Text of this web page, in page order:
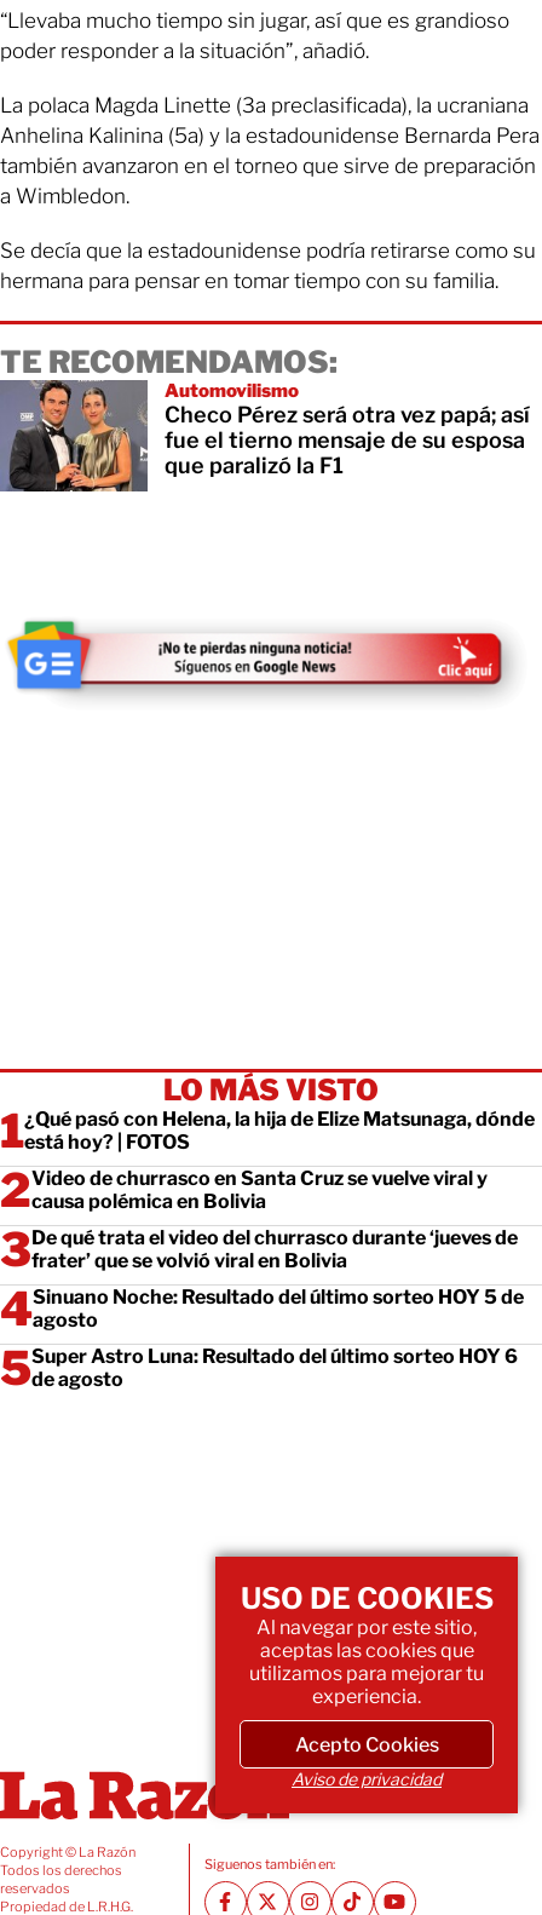
“Llevaba mucho tiempo sin jugar, así que es grandioso
poder responder a la situación”, añadió.
La polaca Magda Linette (3a preclasificada), la ucraniana
Anhelina Kalinina (5a) y la estadounidense Bernarda Pera
también avanzaron en el torneo que sirve de preparación
a Wimbledon.
Se decía que la estadounidense podría retirarse como su
hermana para pensar en tomar tiempo con su familia.
TE RECOMENDAMOS:
Automovilismo
Checo Pérez será otra vez papá; así
fue el tierno mensaje de su esposa
que paralizó la F1
LO MÁS VISTO
¿Qué pasó con Helena, la hija de Elize Matsunaga, dónde
está hoy? | FOTOS
Video de churrasco en Santa Cruz se vuelve viral y
causa polémica en Bolivia
De qué trata el video del churrasco durante ‘jueves de
frater’ que se volvió viral en Bolivia
Sinuano Noche: Resultado del último sorteo HOY 5 de
agosto
Super Astro Luna: Resultado del último sorteo HOY 6
de agosto
Copyright © La Razón
Todos los derechos
reservados
Propiedad de L.R.H.G.
Siguenos también en:
USO DE COOKIES
Al navegar por este sitio,
aceptas las cookies que
utilizamos para mejorar tu
experiencia.
Acepto Cookies
Aviso de privacidad